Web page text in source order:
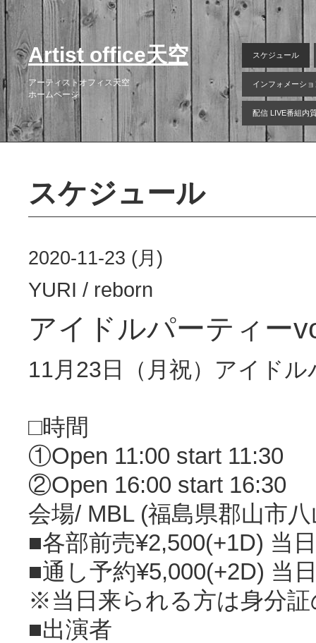
Artist office天空
アーティストオフィス天空
ホームページ
スケジュール
インフォメーショ
配信 LIVE番組内
スケジュール
2020-11-23 (月)
YURI / reborn
アイドルパーティー
11月23日（月祝）アイド
‪□時間‬
‪①Open 11:00 start 11:30
‪②Open 16:00 start 16:30
会場/ MBL (福島県郡山市
‪■各部前売¥2,500(+1D) 当
‪■通し予約¥5,000(+2D) 当
※当日来られる方は身分
‪■出演者‬